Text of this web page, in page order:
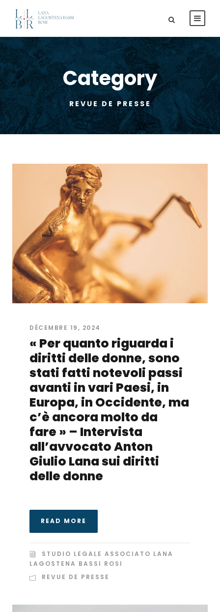
Category
REVUE DE PRESSE
DÉCEMBRE 19, 2024
« Per quanto riguarda i
diritti delle donne, sono
stati fatti notevoli passi
avanti in vari Paesi, in
Europa, in Occidente, ma
c’è ancora molto da
fare » – Intervista
all’avvocato Anton
Giulio Lana sui diritti
delle donne
READ MORE
STUDIO LEGALE ASSOCIATO LANA
LAGOSTENA BASSI ROSI
REVUE DE PRESSE